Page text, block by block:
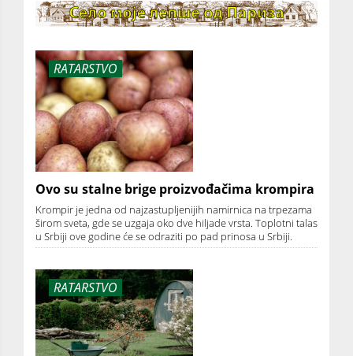
RATARSTVO
Ovo su stalne brige proizvođačima krompira
Krompir je jedna od najzastupljenijih namirnica na trpezama
širom sveta, gde se uzgaja oko dve hiljade vrsta. Toplotni talas
u Srbiji ove godine će se odraziti po pad prinosa u Srbiji.
RATARSTVO